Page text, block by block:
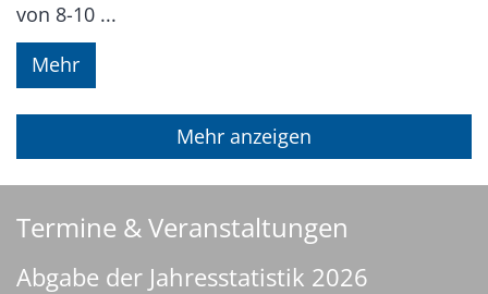
von 8-10 ...
Mehr
Mehr anzeigen
Termine & Veranstaltungen
Abgabe der Jahresstatistik 2026